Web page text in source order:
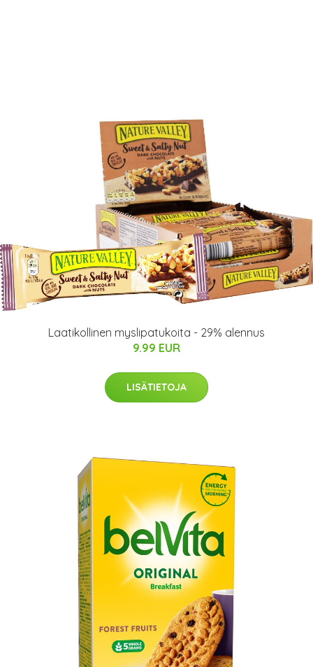
Laatikollinen myslipatukoita - 29% alennus
9.99 EUR
LISÄTIETOJA